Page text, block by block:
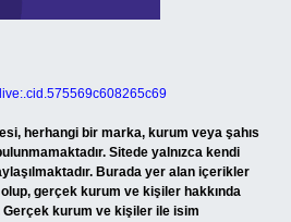
herhangi bir marka, kurum veya şahıs
Sitede yalnızca kendi
Burada yer alan içerikler
gerçek kurum ve kişiler hakkında
Gerçek kurum ve kişiler ile isim